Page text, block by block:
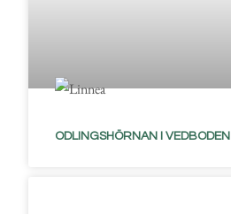
ODLINGSHÖRNAN I VEDBODEN